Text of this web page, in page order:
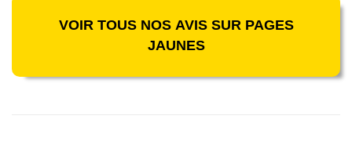
VOIR TOUS NOS AVIS SUR PAGES
JAUNES